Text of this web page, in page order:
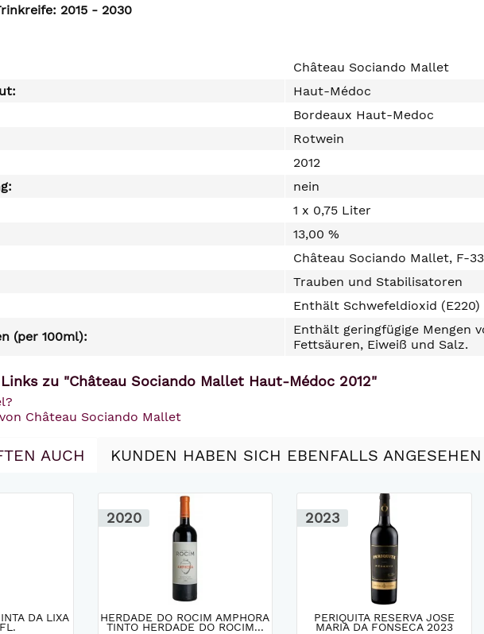
2015 - 2030
Château Sociando Mallet
Haut-Médoc
Bordeaux Haut-Medoc
Rotwein
2012
nein
1 x 0,75 Liter
13,00 %
Château Sociando Mallet, F-
Trauben und Stabilisatoren
Enthält Schwefeldioxid (E220)
(per 100ml):
Enthält geringfügige Mengen
Fettsäuren, Eiweiß und Salz.
zu "Château Sociando Mallet Haut-Médoc 2012"
Château Sociando Mallet
AUCH KUNDEN HABEN SICH EBENFALLS ANGESEHEN
DA LIXA
2020
HERDADE DO ROCIM AMPHORA
TINTO HERDADE DO ROCIM...
2023
PERIQUITA RESERVA JOSE
MARIA DA FONSECA 2023